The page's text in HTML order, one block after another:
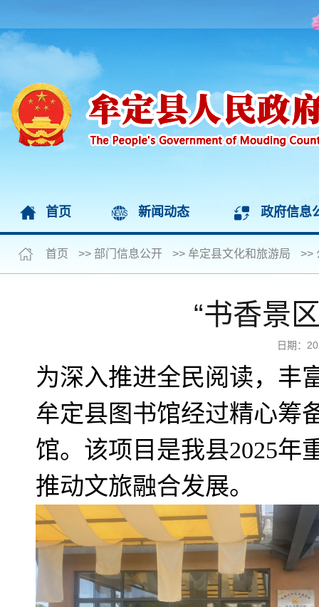
首页 新闻动态 政府信息
首页 >> 部门信息公开 >> 牟定县文化和旅游局 >>
“书香景
日期：
为深入推进全民阅读，丰
牟定县图书馆经过精心筹
馆。该项目是我县2025年
推动文旅融合发展。